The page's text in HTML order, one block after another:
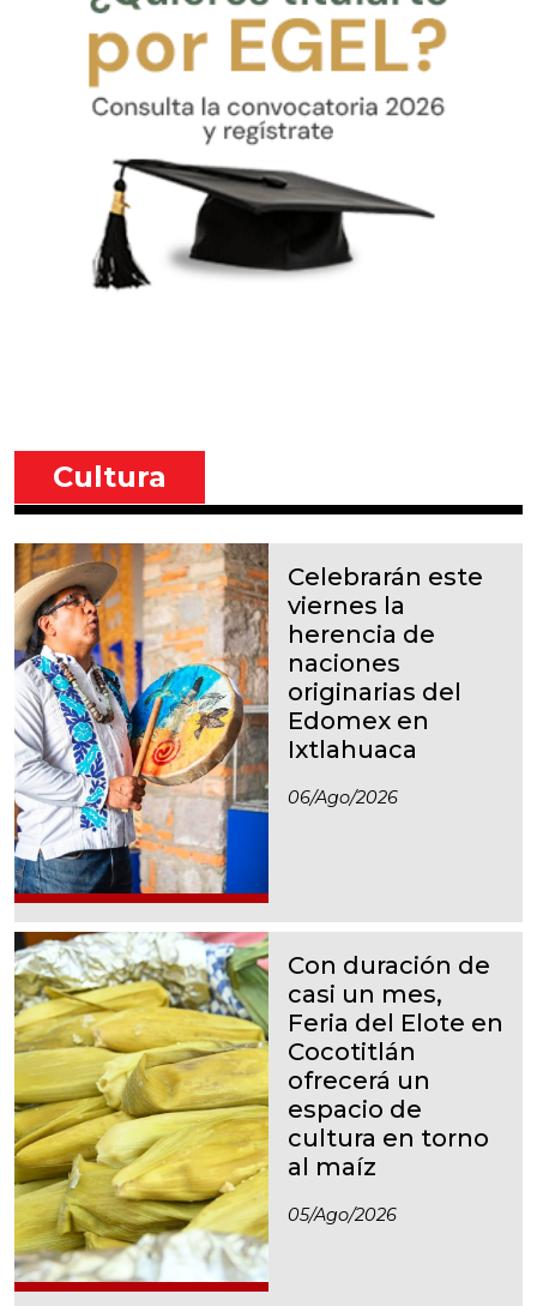
Cultura
Celebrarán este
viernes la
herencia de
naciones
originarias del
Edomex en
Ixtlahuaca
06/ago/2026
Con duración de
casi un mes,
Feria del Elote en
Cocotitlán
ofrecerá un
espacio de
cultura en torno
al maíz
05/ago/2026